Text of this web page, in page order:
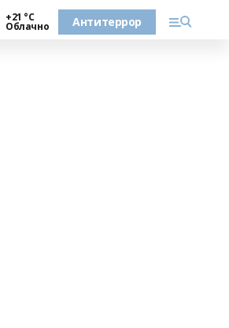
+21 °С
Облачно Антитеррор